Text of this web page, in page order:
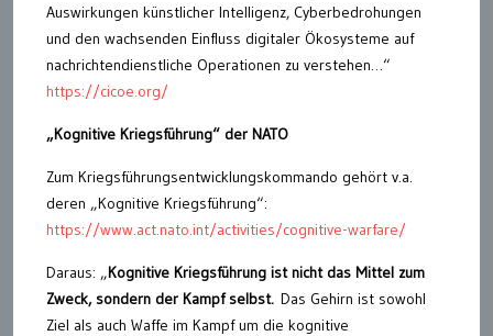
Auswirkungen künstlicher Intelligenz, Cyberbedrohungen
und den wachsenden Einfluss digitaler Ökosysteme auf
nachrichtendienstliche Operationen zu verstehen…“
https://cicoe.org/
„Kognitive Kriegsführung“ der NATO
Zum Kriegsführungsentwicklungskommando gehört v.a.
deren „Kognitive Kriegsführung“:
https://www.act.nato.int/activities/cognitive-warfare/
Daraus: „Kognitive Kriegsführung ist nicht das Mittel zum
Zweck, sondern der Kampf selbst. Das Gehirn ist sowohl
Ziel als auch Waffe im Kampf um die kognitive